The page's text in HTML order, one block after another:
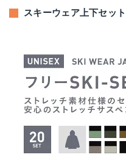
スキーウェア上下セッ